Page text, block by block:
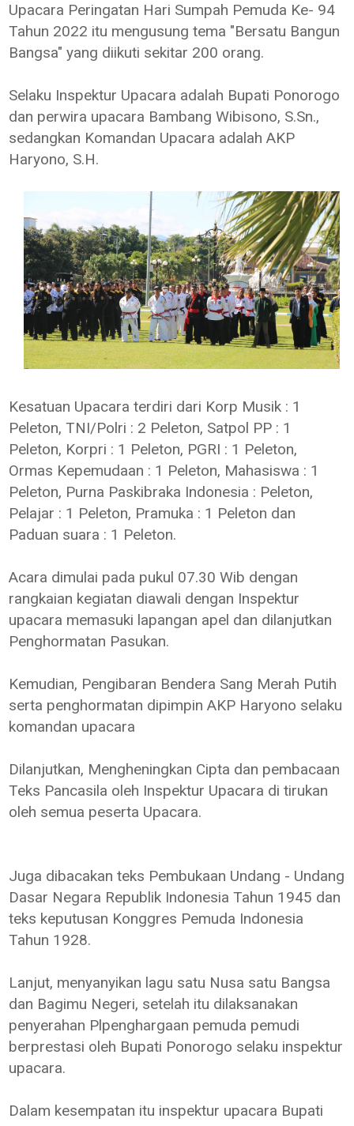
Upacara Peringatan Hari Sumpah Pemuda Ke- 94
Tahun 2022 itu mengusung tema "Bersatu Bangun
Bangsa" yang diikuti sekitar 200 orang.
Selaku Inspektur Upacara adalah Bupati Ponorogo
dan perwira upacara Bambang Wibisono, S.Sn.,
sedangkan Komandan Upacara adalah AKP
Haryono, S.H.
Kesatuan Upacara terdiri dari Korp Musik : 1
Peleton, TNI/Polri : 2 Peleton, Satpol PP : 1
Peleton, Korpri : 1 Peleton, PGRI : 1 Peleton,
Ormas Kepemudaan : 1 Peleton, Mahasiswa : 1
Peleton, Purna Paskibraka Indonesia : Peleton,
Pelajar : 1 Peleton, Pramuka : 1 Peleton dan
Paduan suara : 1 Peleton.
Acara dimulai pada pukul 07.30 Wib dengan
rangkaian kegiatan diawali dengan Inspektur
upacara memasuki lapangan apel dan dilanjutkan
Penghormatan Pasukan.
Kemudian, Pengibaran Bendera Sang Merah Putih
serta penghormatan dipimpin AKP Haryono selaku
komandan upacara
Dilanjutkan, Mengheningkan Cipta dan pembacaan
Teks Pancasila oleh Inspektur Upacara di tirukan
oleh semua peserta Upacara.
Juga dibacakan teks Pembukaan Undang - Undang
Dasar Negara Republik Indonesia Tahun 1945 dan
teks keputusan Konggres Pemuda Indonesia
Tahun 1928.
Lanjut, menyanyikan lagu satu Nusa satu Bangsa
dan Bagimu Negeri, setelah itu dilaksanakan
penyerahan Plpenghargaan pemuda pemudi
berprestasi oleh Bupati Ponorogo selaku inspektur
upacara.
Dalam kesempatan itu inspektur upacara Bupati